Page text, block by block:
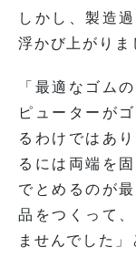
しかし、製造
浮かび上がりま
「最適なゴム
ピューターが
るわけではあ
るには両端を
でとめるのが
品をつくって
ませんでした」